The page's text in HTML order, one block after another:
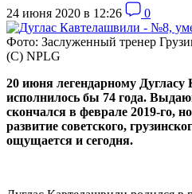
24 июня 2020 в 12:26 0
Фото: Заслуженный тренер
(С) NPLG
20 июня легендарному Дугласу
исполнилось бы 74 года. В
скончался в феврале 2019-го,
развитие советского,
ощущается и сегодня.